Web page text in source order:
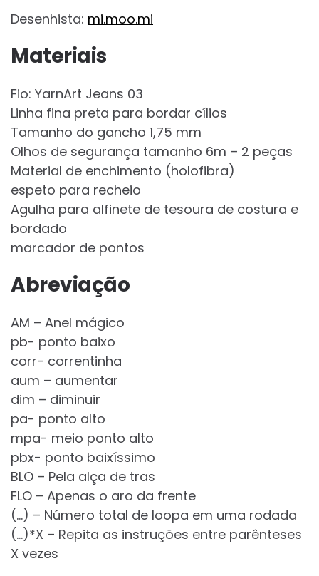
Desenhista: mi.moo.mi
Materiais
Fio: YarnArt Jeans 03
Linha fina preta para bordar cílios
Tamanho do gancho 1,75 mm
Olhos de segurança tamanho 6m – 2 peças
Material de enchimento (holofibra)
espeto para recheio
Agulha para alfinete de tesoura de costura e
bordado
marcador de pontos
Abreviação
AM – Anel mágico
pb- ponto baixo
corr- correntinha
aum – aumentar
dim – diminuir
pa- ponto alto
mpa- meio ponto alto
pbx- ponto baixíssimo
BLO – Pela alça de tras
FLO – Apenas o aro da frente
(…) – Número total de loopa em uma rodada
(…)*X – Repita as instruções entre parênteses
X vezes